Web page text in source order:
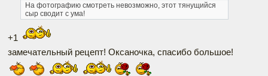
На фотографию смотреть невозможно, этот тянущийся
сыр сводит с ума!
+1
замечательный рецепт! Оксаночка, спасибо большое!